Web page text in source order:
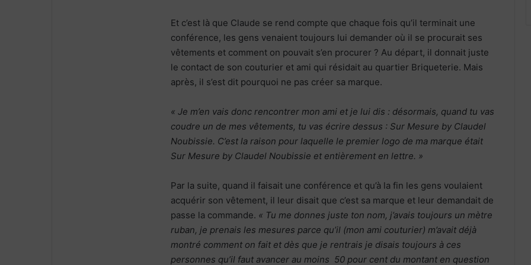
Et c’est là que Claude se rend compte que chaque fois qu’il terminait une
conférence, les gens venaient toujours lui demander où il se procurait ses
vêtements et comment on pouvait s’en procurer ? Au départ, il donnait juste
le contact de son couturier et ami qui résidait au quartier Briqueterie. Mais
après, il s’est dit pourquoi ne pas créer sa marque.
« Je m’en vais donc rencontrer mon ami et je lui dis : désormais, quand tu vas
coudre un de mes vêtements, tu vas écrire dessus : Sur Mesure by Claudel
Noubissie. C’est la raison pour laquelle le premier logo de ma marque était
Sur Mesure by Claudel Noubissie et entièrement en lettre. »
Par la suite, quand il faisait une conférence et qu’à la fin les gens voulaient
acquérir son vêtement, il leur disait que c’est sa marque et leur demandait de
passe la commande. « Tu me donnes juste ton nom, j’avais toujours un mètre
ruban, je prenais les mesures parce qu’il (mon ami couturier) m’avait déjà
montré comment on fait et dès que je rentrais je disais toujours à ces
personnes qu’il faut avancer au moins 50 pour cent du montant en question